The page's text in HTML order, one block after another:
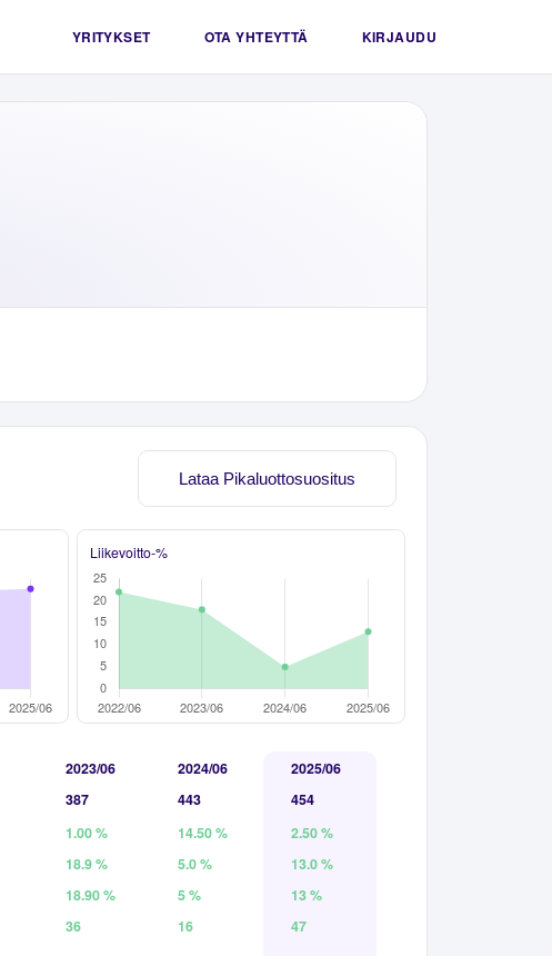
YRITYKSET OTA YHTEYTTÄ KIRJAUDU
Lataa Pikaluottosuositus
Liikevoitto-%
2023/06 2024/06
2025/06
387 443
454
1.00 % 14.50 %
2.50 %
18.9 % 5.0 %
13.0 %
18.90 % 5 %
13 %
36 16 47